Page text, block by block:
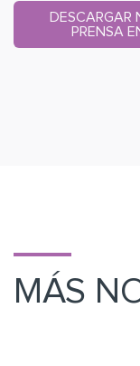
DESCARGAR
PRENSA
MÁS